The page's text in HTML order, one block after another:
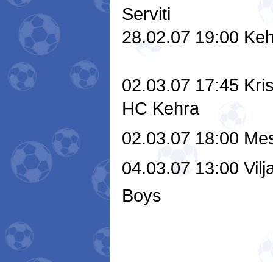
Serviti
28.02.07 19:00
02.03.07 17:45
HC Kehra
02.03.07 18:00
04.03.07 13:00
Boys